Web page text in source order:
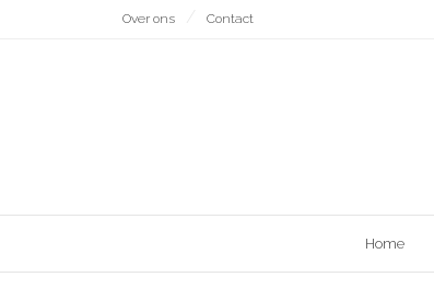
Over ons Contact
Home